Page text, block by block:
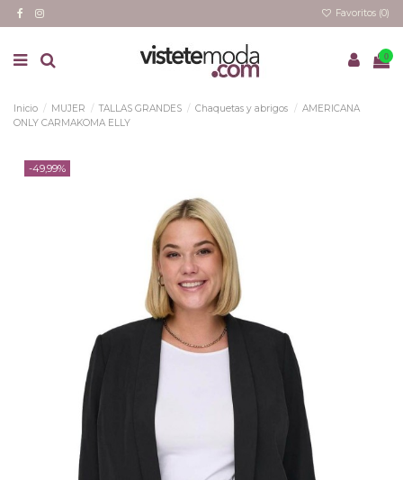
Favoritos (0)
0
Inicio MUJER TALLAS GRANDES Chaquetas y abrigos
AMERICANA
ONLY CARMAKOMA ELLY
-49,99%